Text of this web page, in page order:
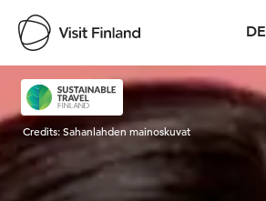
DE
Visit Finland
Credits:Sahanlahden mainoskuvat